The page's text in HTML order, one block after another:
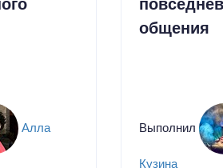
Алла
общения
Выполнил
Кузина